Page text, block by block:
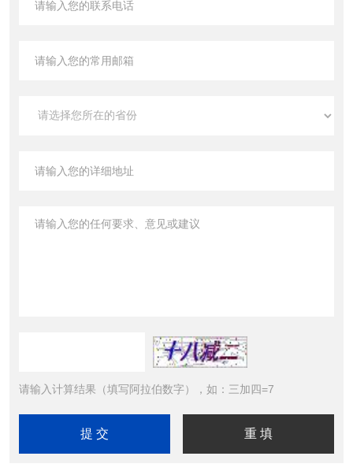
请输入计算结果（填写阿拉伯数字），如：三加四=7